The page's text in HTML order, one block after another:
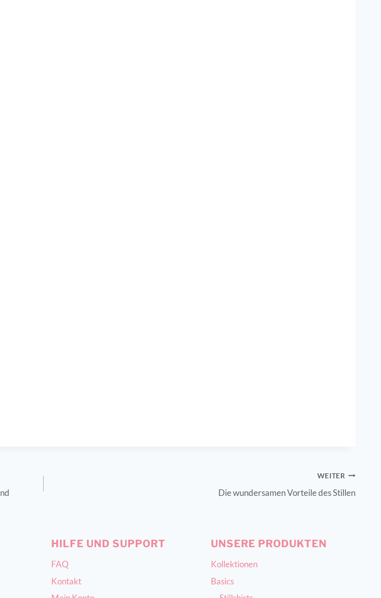
WEITER
Die wundersamen Vorteile des Stillen
HILFE UND SUPPORT
FAQ
Kontakt
UNSERE PRODUKTEN
Kollektionen
Basics